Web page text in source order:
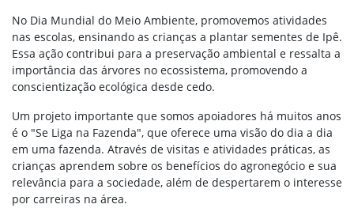
No Dia Mundial do Meio Ambiente, promovemos atividades
nas escolas, ensinando as crianças a plantar sementes de Ipê.
Essa ação contribui para a preservação ambiental e ressalta a
importância das árvores no ecossistema, promovendo a
conscientização ecológica desde cedo.
Um projeto importante que somos apoiadores há muitos anos
é o "Se Liga na Fazenda", que oferece uma visão do dia a dia
em uma fazenda. Através de visitas e atividades práticas, as
crianças aprendem sobre os benefícios do agronegócio e sua
relevância para a sociedade, além de despertarem o interesse
por carreiras na área.